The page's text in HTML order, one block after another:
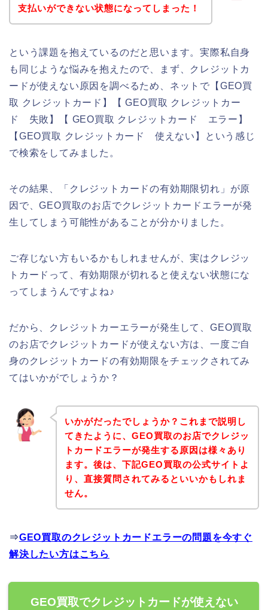
支払いができない状態になってしまった！
という課題を抱えているのだと思います。実際私自身
も同じような悩みを抱えたので、まず、クレジットカ
ードが使えない原因を調べるため、ネットで【GEO買
取 クレジットカード】【 GEO買取 クレジットカー
ド 失敗】【 GEO買取 クレジットカード エラー】
【GEO買取 クレジットカード 使えない】という感じ
で検索をしてみました。
その結果、「クレジットカードの有効期限切れ」が原
因で、GEO買取のお店でクレジットカードエラーが発
生してしまう可能性があることが分かりました。
ご存じない方もいるかもしれませんが、実はクレジッ
トカードって、有効期限が切れると使えない状態にな
ってしまうんですよね♪
だから、クレジットカーエラーが発生して、GEO買取
のお店でクレジットカードが使えない方は、一度ご自
身のクレジットカードの有効期限をチェックされてみ
てはいかがでしょうか？
いかがだったでしょうか？これまで説明し
てきたように、GEO買取のお店でクレジッ
トカードエラーが発生する原因は様々あり
ます。後は、下記GEO買取の公式サイトよ
り、直接質問されてみるといいかもしれま
せん。
⇒GEO買取のクレジットカードエラーの問題を今すぐ
解決したい方はこちら
GEO買取でクレジットカードが使えない